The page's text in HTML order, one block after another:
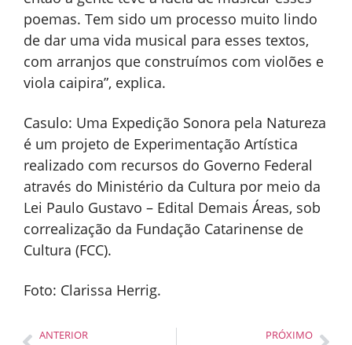
poemas. Tem sido um processo muito lindo
de dar uma vida musical para esses textos,
com arranjos que construímos com violões e
viola caipira”, explica.
Casulo: Uma Expedição Sonora pela Natureza
é um projeto de Experimentação Artística
realizado com recursos do Governo Federal
através do Ministério da Cultura por meio da
Lei Paulo Gustavo – Edital Demais Áreas, sob
correalização da Fundação Catarinense de
Cultura (FCC).
Foto: Clarissa Herrig.
ANTERIOR PRÓXIMO